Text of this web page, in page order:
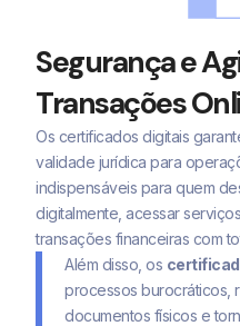
Segurança e
Transações
Os certificados digitais
validade jurídica para
indispensáveis para quem
digitalmente, acessar
transações financeiras com
Além disso, os
processos burocráticos,
documentos físicos e